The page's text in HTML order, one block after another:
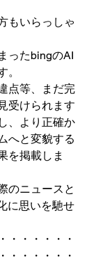
もいらっしゃ
ったbingのAI
。
点等、まだ完
受けられます
、より正確か
へと変貌する
を掲載しま
のニュースと
に思いを馳せ
・・・・・・
・・・・・・